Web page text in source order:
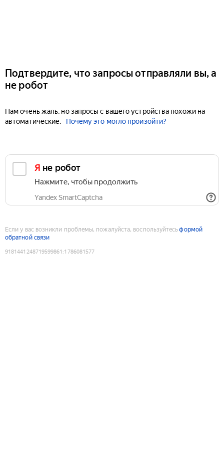
Подтвердите, что запросы отправляли вы, а
не робот
Нам очень жаль, но запросы с вашего устройства похожи на
автоматические.
Почему это могло произойти?
Я не робот
Нажмите, чтобы продолжить
Yandex SmartCaptcha
Если у вас возникли проблемы, пожалуйста, воспользуйтесьформой
обратной связи
9181441248719599861 :1786081577